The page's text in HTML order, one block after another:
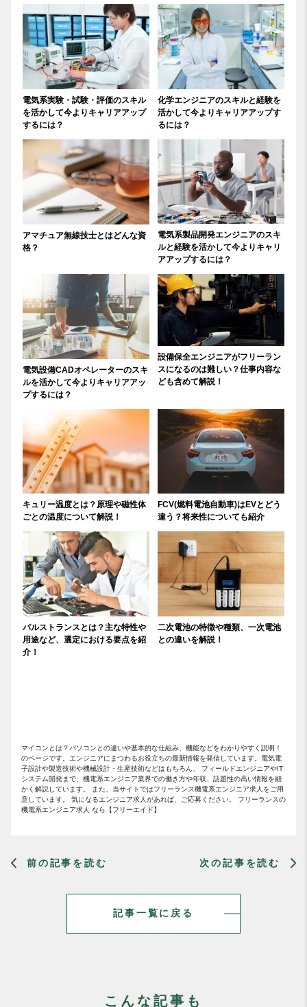
電気系実験・試験・評価のスキル
を活かして今よりキャリアアップ
するには？
化学エンジニアのスキルと経験を
活かして今よりキャリアアップす
るには？
アマチュア無線技士とはどんな資
格？
電気系製品開発エンジニアのスキ
ルと経験を活かして今よりキャリ
アアップするには？
電気設備CADオペレーターのスキ
ルを活かして今よりキャリアアッ
プするには？
設備保全エンジニアがフリーラン
スになるのは難しい？仕事内容な
ども含めて解説！
キュリー温度とは？原理や磁性体
ごとの温度について解説！
FCV(燃料電池自動車)はEVとどう
違う？将来性についても紹介
パルストランスとは？主な特性や
用途など、選定における要点を紹
介！
二次電池の特徴や種類、一次電池
との違いを解説！
マイコンとは？パソコンとの違いや基本的な仕組み、機能などをわかりやすく説明！
のページです。エンジニアにまつわるお役立ちの最新情報を発信しています。電気電
子設計や製造技術や機械設計・生産技術などはもちろん、 フィールドエンジニアやIT
システム開発まで、機電系エンジニア業界での働き方や年収、話題性の高い情報を細
かく解説しています。 また、当サイトではフリーランス機電系エンジニア求人をご用
意しています。 気になるエンジニア求人があれば、ご応募ください。 フリーランスの
機電系エンジニア求人 なら【フリーエイド】
前の記事を読む
記事一覧に戻る
次の記事を読む
こんな記事も